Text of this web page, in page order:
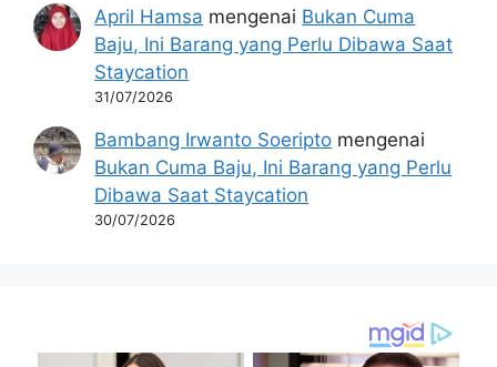
April Hamsa mengenai Bukan Cuma
Baju, Ini Barang yang Perlu Dibawa Saat
Staycation
31/07/2026
Bambang Irwanto Soeripto mengenai
Bukan Cuma Baju, Ini Barang yang Perlu
Dibawa Saat Staycation
30/07/2026